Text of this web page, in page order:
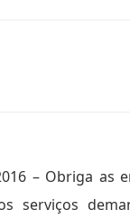
– Obriga
serviços